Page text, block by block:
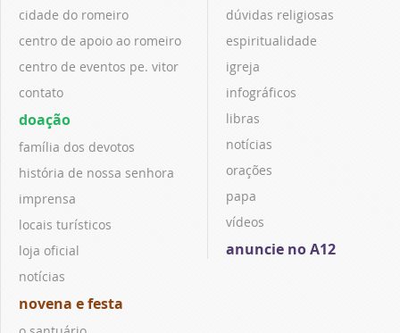
cidade do romeiro
centro de apoio ao romeiro
centro de eventos pe. vitor
contato
doação
família dos devotos
história de nossa senhora
imprensa
locais turísticos
loja oficial
notícias
novena e festa
dúvidas religiosas
espiritualidade
igreja
infográficos
libras
notícias
orações
papa
vídeos
anuncie no A12